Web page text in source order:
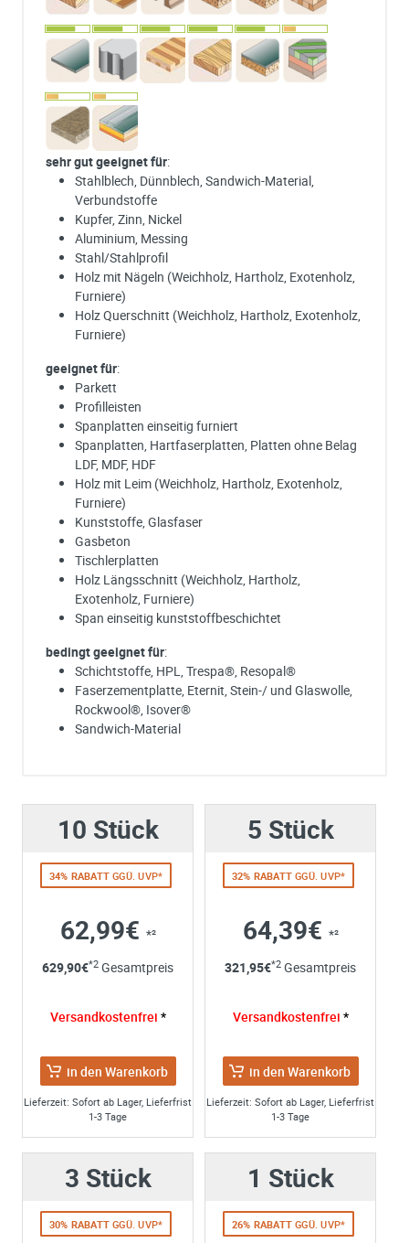
sehr gut geeignet für:
Stahlblech, Dünnblech, Sandwich-Material,
Verbundstoffe
Kupfer, Zinn, Nickel
Aluminium, Messing
Stahl/Stahlprofil
Holz mit Nägeln (Weichholz, Hartholz, Exotenholz,
Furniere)
Holz Querschnitt (Weichholz, Hartholz, Exotenholz,
Furniere)
geeignet für:
Parkett
Profilleisten
Spanplatten einseitig furniert
Spanplatten, Hartfaserplatten, Platten ohne Belag
LDF, MDF, HDF
Holz mit Leim (Weichholz, Hartholz, Exotenholz,
Furniere)
Kunststoffe, Glasfaser
Gasbeton
Tischlerplatten
Holz Längsschnitt (Weichholz, Hartholz,
Exotenholz, Furniere)
Span einseitig kunststoffbeschichtet
bedingt geeignet für:
Schichtstoffe, HPL, Trespa®, Resopal®
Faserzementplatte, Eternit, Stein-/ und Glaswolle,
Rockwool®, Isover®
Sandwich-Material
Bitte unterbreiten Sie mir ein Angebot:
Bitte teilen Sie uns die gewünschte Menge mit
Ihre Anschrift
Firma:
e-mail*:
*
Ich stimme zu, dass meine Angaben aus dem
Kontaktformular zur Beantwortung meiner Anfrage
und verarbeitet werden. Die Daten werden nach
abgeschlossener Bearbeitung Ihrer Anfrage gelöscht. Sie
können Ihre Einwilligung jederzeit für die Zukunft per E-
widerrufen. Detaillierte Informationen zum Umgang mit
10 Stück
34% RABATT GGÜ. UVP*
62,99€ *²
629,90€*2 Gesamtpreis
Versandkostenfrei *
in den Warenkorb
Lieferzeit: Sofort ab Lager, Lieferfrist
1-3 Tage
5 Stück
32% RABATT GGÜ. UVP*
64,39€ *²
321,95€*2 Gesamtpreis
Versandkostenfrei *
in den Warenkorb
Lieferzeit: Sofort ab Lager, Lieferfrist
1-3 Tage
3 Stück
30% RABATT GGÜ. UVP*
1 Stück
26% RABATT GGÜ. UVP*